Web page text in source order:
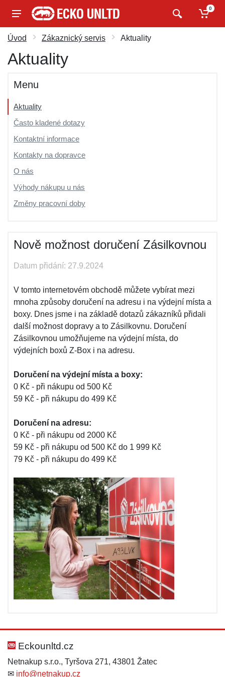
0
Úvod Zákaznický servis Aktuality
Aktuality
Menu
Aktuality
Často kladené dotazy
Kontaktní informace
Kontakty na dopravce
O nás
Výhody nákupu u nás
Změny pracovní doby
Nově možnost doručení Zásilkovnou
Datum přidání: 27.9.2024
V tomto internetovém obchodě můžete vybírat mezi
mnoha způsoby doručení na adresu i na výdejní místa a
boxy. Dnes jsme i na základě dotazů zákazníků přidali
další možnost dopravy a to Zásilkovnu. Doručení
Zásilkovnou umožňujeme na výdejní místa, do
výdejních boxů Z-Box i na adresu.
Doručení na výdejní místa a boxy:
0 Kč - při nákupu od 500 Kč
59 Kč - při nákupu do 499 Kč
Doručení na adresu:
0 Kč - při nákupu od 2000 Kč
59 Kč - při nákupu od 500 Kč do 1 999 Kč
79 Kč - při nákupu do 499 Kč
Eckounltd.cz
Netnakup s.r.o., Tyršova 271, 43801 Žatec
✉ info@netnakup.cz